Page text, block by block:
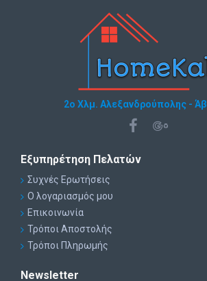
2ο Χλμ. Αλεξανδρούπολης -
Εξυπηρέτηση Πελατών
Συχνές Ερωτήσεις
Ο λογαριασμός μου
Επικοινωνία
Τρόποι Αποστολής
Τρόποι Πληρωμής
Newsletter